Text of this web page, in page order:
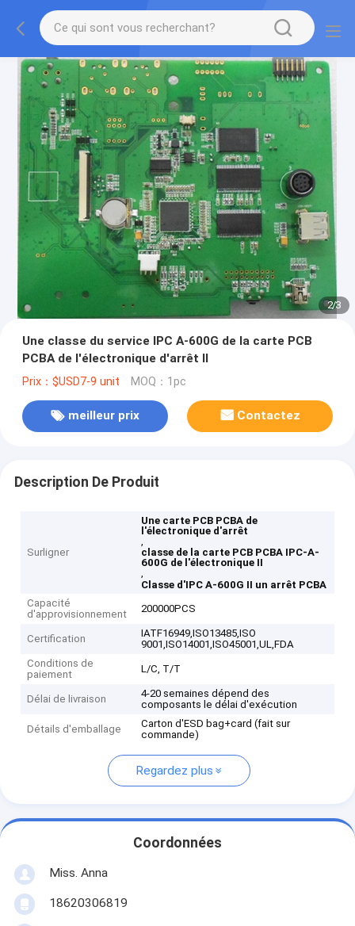
2/3
Une classe du service IPC A-600G de la carte PCB
PCBA de l'électronique d'arrêt II
Prix：$USD7-9 unit MOQ：1pc
meilleur prix Contactez
Description De Produit
Surligner
Une carte PCB PCBA de
l'électronique d'arrêt
,
classe de la carte PCB PCBA IPC-A-
600G de l'électronique II
,
Classe d'IPC A-600G II un arrêt PCBA
Capacité
d'approvisionnement
200000PCS
Certification
IATF16949,ISO13485,ISO
9001,ISO14001,ISO45001,UL,FDA
Conditions de
paiement
L/C, T/T
Délai de livraison
4-20 semaines dépend des
composants le délai d'exécution
Détails d'emballage
Carton d'ESD bag+card (fait sur
commande)
Regardez plus
Coordonnées
Miss. Anna
18620306819